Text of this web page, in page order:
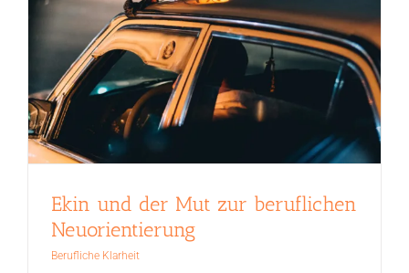
Ekin und der Mut zur beruflichen
Neuorientierung
Berufliche Klarheit